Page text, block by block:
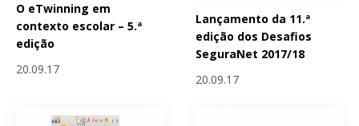
O eTwinning em
contexto escolar – 5.ª
edição
20.09.17
Lançamento da 11.ª
edição dos Desafios
SeguraNet 2017/18
20.09.17